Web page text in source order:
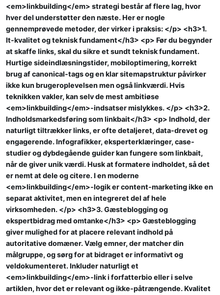
<em>linkbuilding</em> strategi består af flere lag, hvor
hver del understøtter den næste. Her er nogle
gennemprøvede metoder, der virker i praksis: </p> <h3>1.
It-kvalitet og teknisk fundament</h3> <p> Før du begynder
at skaffe links, skal du sikre et sundt teknisk fundament.
Hurtige sideindlæsningstider, mobiloptimering, korrekt
brug af canonical-tags og en klar sitemapstruktur påvirker
ikke kun brugeroplevelsen men også linkværdi. Hvis
teknikken vakler, kan selv de mest ambitiøse
<em>linkbuilding</em>-indsatser mislykkes. </p> <h3>2.
Indholdsmarkedsføring som linkbait</h3> <p> Indhold, der
naturligt tiltrækker links, er ofte detaljeret, data-drevet og
engagerende. Infografikker, eksperterklæringer, case-
studier og dybdegående guider kan fungere som linkbait,
når de giver unik værdi. Husk at formatere indholdet, så det
er nemt at dele og citere. I en moderne
<em>linkbuilding</em>-logik er content-marketing ikke en
separat aktivitet, men en integreret del af hele
virksomheden. </p> <h3>3. Gæsteblogging og
ekspertbidrag med omtanke</h3> <p> Gæsteblogging
giver mulighed for at placere relevant indhold på
autoritative domæner. Vælg emner, der matcher din
målgruppe, og sørg for at bidraget er informativt og
veldokumenteret. Inkluder naturligt et
<em>linkbuilding</em>-link i forfatterbio eller i selve
artiklen, hvor det er relevant og ikke-påtrængende. Kvalitet